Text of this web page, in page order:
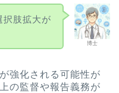
博士
択肢拡大が
が強化される可能性が
の監督や報告義務が